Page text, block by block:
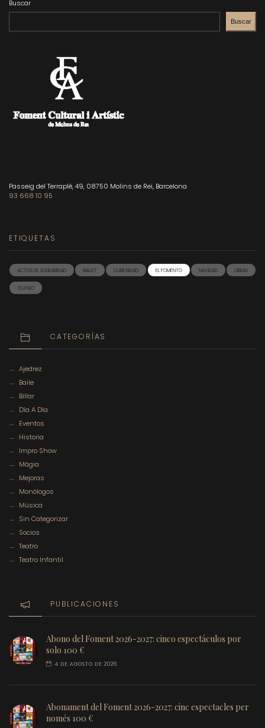
Buscar
Buscar
Passeig del Terraplè, 49, 08750 Molins de Rei, Barcelona
93 668 10 95
ETIQUETAS
ACTOS DE SOLIDARIDAD BALLET CURIOSIDAD EL FOMENTO NAVIDAD OBRAS
TEATRO
CATEGORÍAS
Ajedrez
Baile
Billar
Día A Día
Eventos
Historia
Impro Show
Màgia
Mejoras
Monólogos
Música
Sin Categorizar
Socios
Teatro
Teatro Infantil
PUBLICACIONES
Abono del Foment 2026-2027: cinco espectáculos por
solo 100 €
4 DE AGOSTO DE 2026
Abonament del Foment 2026-2027: cinc espectacles per
només 100 €